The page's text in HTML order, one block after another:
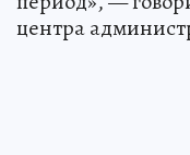
центра